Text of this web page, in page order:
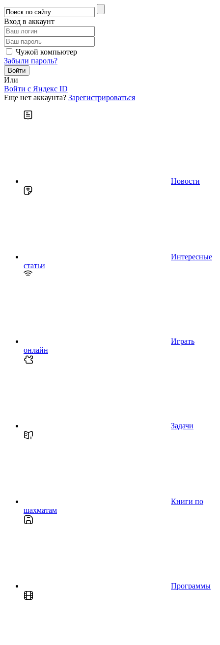
Вход в аккаунт
Чужой компьютер
Забыли пароль?
Или
Войти c Яндекс ID
Еще нет аккаунта? Зарегистрироваться
Новости
Интересные
статьи
Играть
онлайн
Задачи
Книги по
шахматам
Программы